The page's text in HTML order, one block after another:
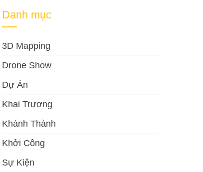
Danh mục
3D Mapping
Drone Show
Dự Án
Khai Trương
Khánh Thành
Khởi Công
Sự Kiện